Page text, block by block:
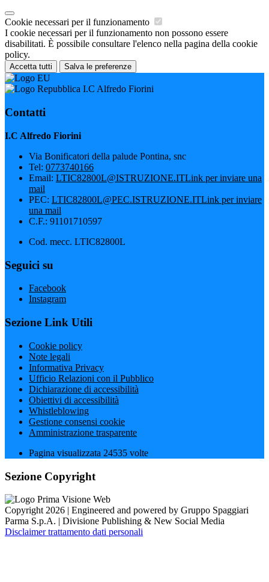
Cookie necessari per il funzionamento
I cookie necessari per il funzionamento non possono essere
disabilitati. È possibile consultare l'elenco nella pagina della cookie
policy.
Accetta tutti Salva le preferenze
I.C Alfredo Fiorini
Contatti
I.C Alfredo Fiorini
Via Bonificatori della palude Pontina, snc
Tel: 0773740166
Email: LTIC82800L@ISTRUZIONE.ITLink per inviare una
mail
PEC: LTIC82800L@PEC.ISTRUZIONE.ITLink per inviare
una mail
C.F.: 91101710597
Cod. mecc. LTIC82800L
Seguici su
Facebook
Instagram
Sezione Link Utili
Cookie policy
Note legali
Informativa Privacy
Ufficio Relazioni con il Pubblico
Dichiarazione di accessibilità
Obiettivi di accessibilità
Whistleblowing
Gestione consensi cookie
Amministrazione trasparente
Pagina visualizzata 24535 volte
Sezione Copyright
Copyright 2026 | Engineered and powered by Gruppo Spaggiari
Parma S.p.A. | Divisione Publishing & New Social Media
Disclaimer trattamento dati personali